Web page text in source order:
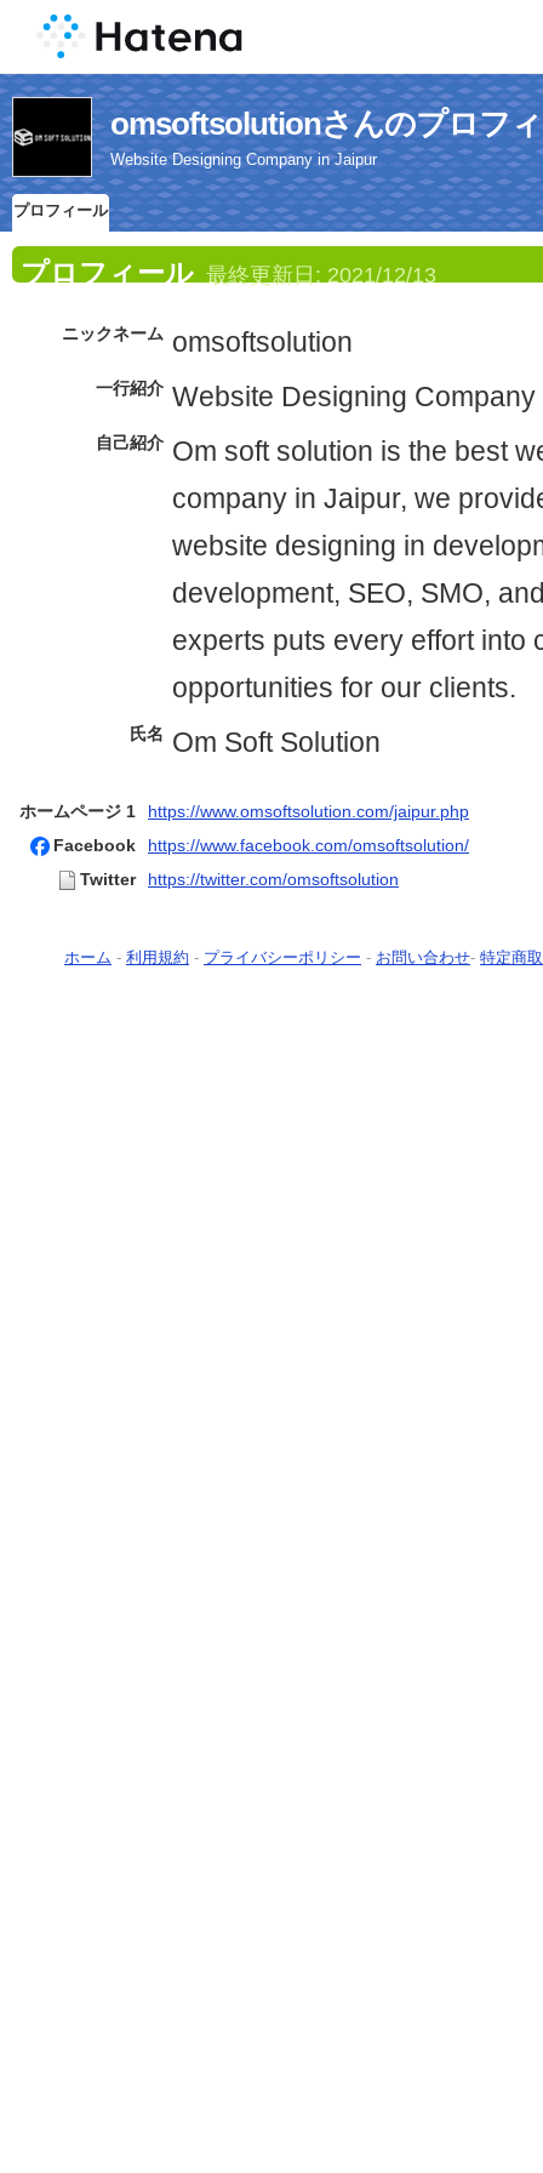
omsoftsolutionさんのプロフ
Website Designing Company in Jaipur
プロフィール
プロフィール 最終更新日: 2021/12/13
ニックネーム omsoftsolution
一行紹介 Website Designing
自己紹介 Om soft solution is the best
company in Jaipur, we
website designing in
development, SEO, SMO,
experts puts every effort into
opportunities for our clients.
氏名 Om Soft Solution
ホームページ 1
https://www.omsoftsolution.com/jaipur.php
Facebook
https://www.facebook.com/omsoftsolution/
Twitter
https://twitter.com/omsoftsolution
ホーム - 利用規約 - プライバシーポリシー - お問い合わせ- 特定商